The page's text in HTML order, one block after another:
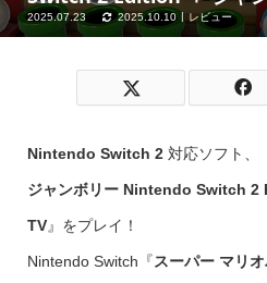
2025.07.23 2025.10.10 レビュー
Nintendo Switch 2対応ソフト、
ジャンボリー Nintendo Switch 2
TV』をプレイ！
Nintendo Switch『スーパー マリ